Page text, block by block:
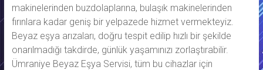
makinelerinden buzdolaplarına, bulaşık makinelerinden
fırınlara kadar geniş bir yelpazede hizmet vermekteyiz.
Beyaz eşya arızaları, doğru tespit edilip hızlı bir şekilde
onarılmadığı takdirde, günlük yaşamınızı zorlaştırabilir.
Ümraniye Beyaz Eşya Servisi, tüm bu cihazlar için